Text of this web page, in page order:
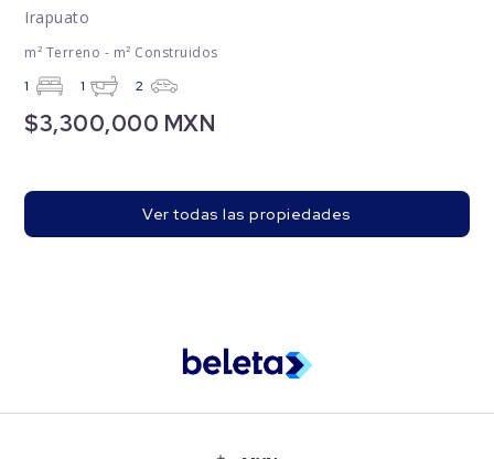
Irapuato
m² Terreno - m² Construidos
1 1 2
$3,300,000 MXN
Ver todas las propiedades